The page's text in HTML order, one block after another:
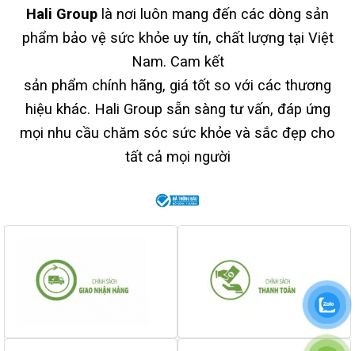
Hali Group là nơi luôn mang đến các dòng sản
phẩm bảo vệ sức khỏe uy tín, chất lượng tại Việt
Nam. Cam kết
sản phẩm chính hãng, giá tốt so với các thương
hiệu khác. Hali Group sẵn sàng tư vấn, đáp ứng
mọi nhu cầu chăm sóc sức khỏe và sắc đẹp cho
tất cả mọi người